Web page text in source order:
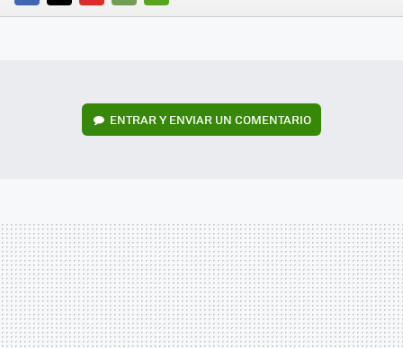
FACEBOOK
TWITTERFLIPBOARD
E-
WHATSAPP
ENTRAR Y ENVIAR UN COMENTARIO